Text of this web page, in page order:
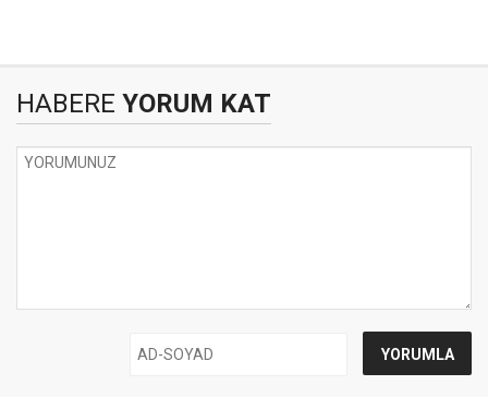
HABERE YORUM KAT